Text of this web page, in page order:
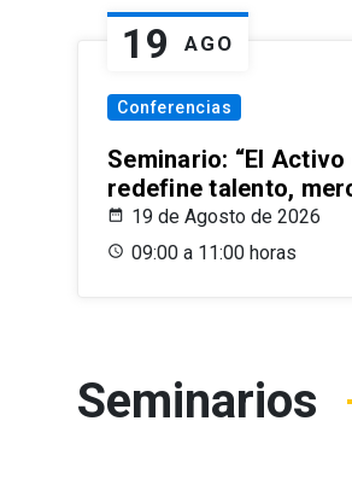
19 AGO
Conferencias
Seminario: “El
redefine talento,
19 de Agosto de 2026
09:00 a 11:00 horas
Seminarios